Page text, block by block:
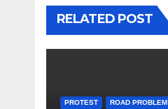
RELATED POST
PROTEST ROAD PROBLEM